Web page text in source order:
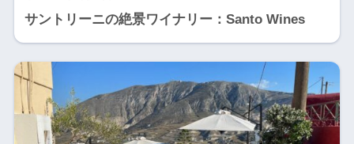
サントリーニの絶景ワイナリー：Santo Wines